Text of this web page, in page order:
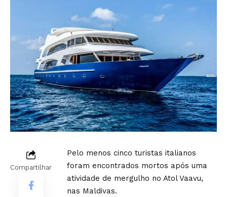
Compartilhar
Pelo menos cinco turistas italianos
foram encontrados mortos após uma
atividade de mergulho no Atol Vaavu,
nas Maldivas.